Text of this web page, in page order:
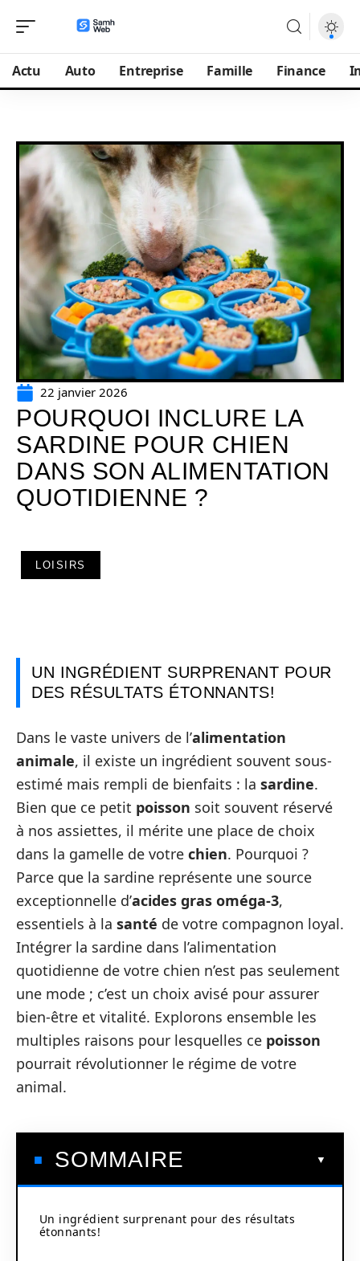
Actu Auto Entreprise Famille Finance
22 janvier 2026
POURQUOI INCLURE LA
SARDINE POUR CHIEN
DANS SON ALIMENTATION
QUOTIDIENNE ?
LOISIRS
UN INGRÉDIENT SURPRENANT POUR
DES RÉSULTATS ÉTONNANTS!
Dans le vaste univers de l’alimentation
animale, il existe un ingrédient souvent sous-
estimé mais rempli de bienfaits : la sardine.
Bien que ce petit poisson soit souvent réservé
à nos assiettes, il mérite une place de choix
dans la gamelle de votre chien. Pourquoi ?
Parce que la sardine représente une source
exceptionnelle d’acides gras oméga-3,
essentiels à la santé de votre compagnon loyal.
Intégrer la sardine dans l’alimentation
quotidienne de votre chien n’est pas seulement
une mode ; c’est un choix avisé pour assurer
bien-être et vitalité. Explorons ensemble les
multiples raisons pour lesquelles ce poisson
pourrait révolutionner le régime de votre
animal.
SOMMAIRE
Un ingrédient surprenant pour des résultats
étonnants!